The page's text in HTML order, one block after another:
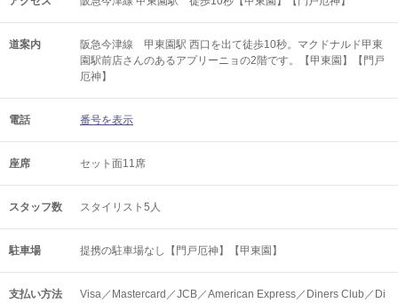
道案内
阪急今津線 甲東園駅 西口を出て徒歩10秒。マクドナルド甲東
園駅前店さんのあるアプリーニョの2階です。【甲東園】【門戸
厄神】
電話 番号を表示
座席 セット面11席
スタッフ数 スタイリスト5人
駐車場 提携の駐車場なし【門戸厄神】【甲東園】
支払い方法
Visa／Mastercard／JCB／American Express／Diners Club／Di